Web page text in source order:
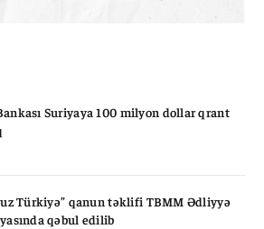
Suriyaya 100 milyon dollar qrant
Türkiyə” qanun təklifi TBMM Ədliyyə
qəbul edilib